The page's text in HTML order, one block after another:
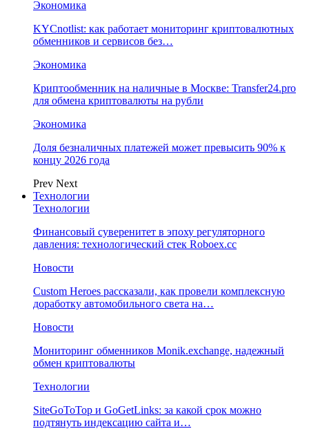
Экономика
KYCnotlist: как работает мониторинг криптовалютных
обменников и сервисов без…
Экономика
Криптообменник на наличные в Москве: Transfer24.pro
для обмена криптовалюты на рубли
Экономика
Доля безналичных платежей может превысить 90% к
концу 2026 года
Prev Next
Технологии
Технологии
Финансовый суверенитет в эпоху регуляторного
давления: технологический стек Roboex.cc
Новости
Custom Heroes рассказали, как провели комплексную
доработку автомобильного света на…
Новости
Мониторинг обменников Monik.exchange, надежный
обмен криптовалюты
Технологии
SiteGoToTop и GoGetLinks: за какой срок можно
подтянуть индексацию сайта и…